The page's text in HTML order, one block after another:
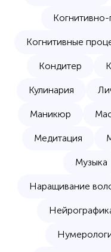
Когнитивные
Кондитер
Кулинария
Маникюр
Медитация
Музыка
Наращивание